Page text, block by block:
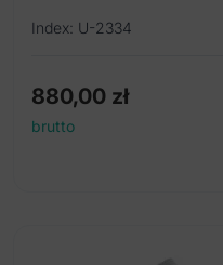
Index: U-2334
880,00 zł
brutto